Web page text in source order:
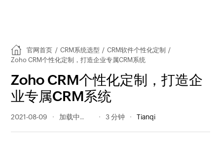
官网首页 / CRM系统选型 / CRM软件个性化定制 /
Zoho CRM个性化定制，打造企业专属CRM系统
Zoho CRM个性化定制，打造企
业专属CRM系统
2021-08-09 305 阅读量 3 分钟 Tianqi